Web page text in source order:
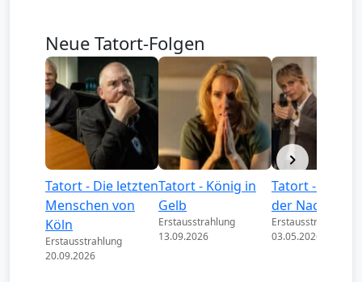
Neue Tatort-Folgen
Tatort - Die letzten
Menschen von
Köln
Erstausstrahlung
20.09.2026
Tatort - König in
Gelb
Erstausstrahlung
13.09.2026
Tatort - Könige
der Nacht
Erstausstrahlung
03.05.2026